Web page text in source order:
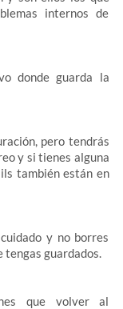
internos de
donde guarda la
pero tendrás
y si tienes alguna
también están en
y no borres
tengas guardados.
que volver al